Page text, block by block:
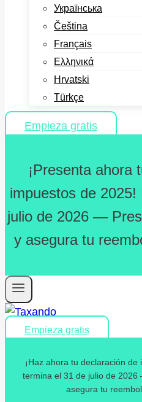
Українська
Čeština
Français
Ελληνικά
Hrvatski
Türkçe
Empieza gratis
¡Presenta ahora
impuestos de
julio de 2026 —
y asegura tu
Empieza gratis
¡Haz ahora tu declaración
termina el 31 de julio de
asegura tu